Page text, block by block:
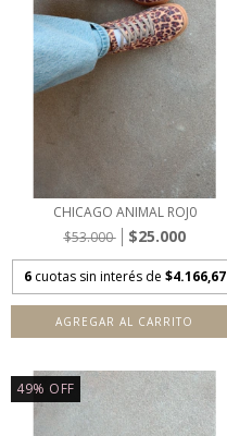
CHICAGO ANIMAL ROJ0
$53.000
$25.000
6 cuotas sin interés de $4.166,67
AGREGAR AL CARRITO
49% OFF